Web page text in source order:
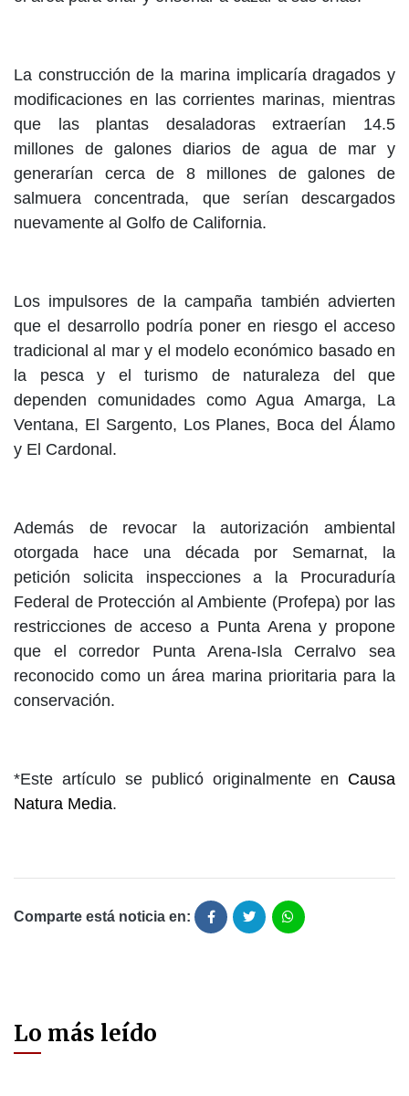
La construcción de la marina implicaría dragados y
modificaciones en las corrientes marinas, mientras
que las plantas desaladoras extraerían 14.5
millones de galones diarios de agua de mar y
generarían cerca de 8 millones de galones de
salmuera concentrada, que serían descargados
nuevamente al Golfo de California.
Los impulsores de la campaña también advierten
que el desarrollo podría poner en riesgo el acceso
tradicional al mar y el modelo económico basado en
la pesca y el turismo de naturaleza del que
dependen comunidades como Agua Amarga, La
Ventana, El Sargento, Los Planes, Boca del Álamo
y El Cardonal.
Además de revocar la autorización ambiental
otorgada hace una década por Semarnat, la
petición solicita inspecciones a la Procuraduría
Federal de Protección al Ambiente (Profepa) por las
restricciones de acceso a Punta Arena y propone
que el corredor Punta Arena-Isla Cerralvo sea
reconocido como un área marina prioritaria para la
conservación.
*Este artículo se publicó originalmente en Causa
Natura Media.
Comparte está noticia en:
Lo más leído